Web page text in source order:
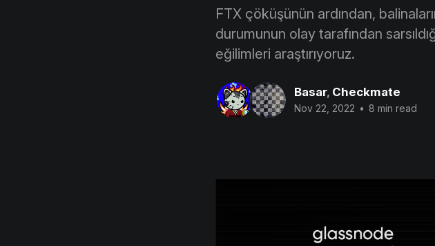
FTX çöküşünün ardından,
durumunun olay tarafından
eğilimleri araştırıyoruz.
Basar, Checkmate
Nov 22, 2022 • 8 min read